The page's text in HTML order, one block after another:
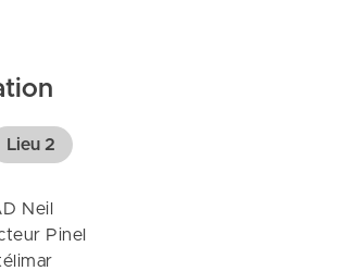
Lieu 2
Neil
Pinel